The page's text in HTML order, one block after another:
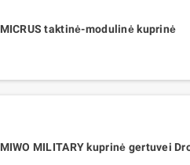
MICRUS taktinė-modulinė kuprinė
MIWO MILITARY kuprinė gertuvei